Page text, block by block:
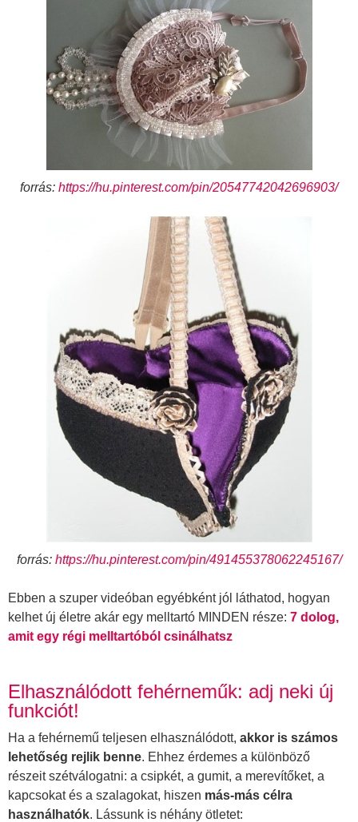
forrás: https://hu.pinterest.com/pin/20547742042696903/
forrás: https://hu.pinterest.com/pin/491455378062245167/
Ebben a szuper videóban egyébként jól láthatod, hogyan
kelhet új életre akár egy melltartó MINDEN része: 7 dolog,
amit egy régi melltartóból csinálhatsz
Elhasználódott fehérneműk: adj neki új
funkciót!
Ha a fehérnemű teljesen elhasználódott, akkor is számos
lehetőség rejlik benne. Ehhez érdemes a különböző
részeit szétválogatni: a csipkét, a gumit, a merevítőket, a
kapcsokat és a szalagokat, hiszen más-más célra
használhatók. Lássunk is néhány ötletet: